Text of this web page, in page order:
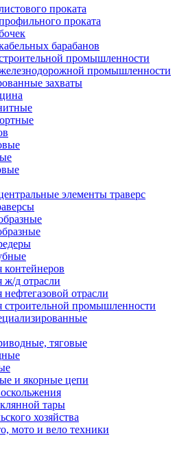
проката
проката
барабанов
промышленности
промышленности
захваты
элементы траверс
контейнеров
ж/д отрасли
отрасли
строительной промышленности
тяговые
и якорные цепи
тары
хозяйства
мото и вело техники